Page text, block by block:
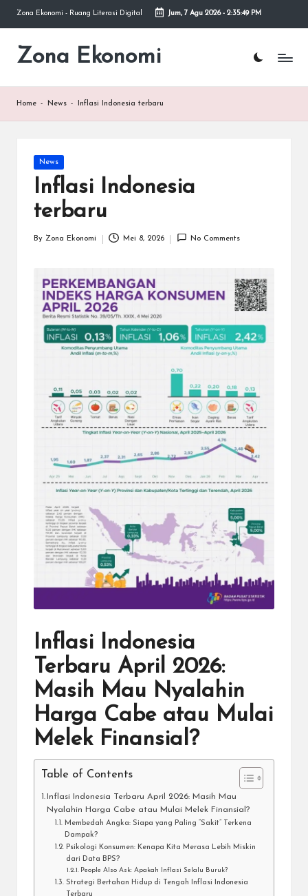
Skip
content
Zona Ekonomi - Ruang Literasi Digital Jum, 7 Agu 2026- 2:35:50 PM
Zona Ekonomi
Ruang
Home - News - Inflasi Indonesia terbaru
Posted
in
News
Inflasi Indonesia
terbaru
By Zona Ekonomi Mei 8, 2026 No Comments
Inflasi Indonesia
Terbaru April 2026:
Masih Mau Nyalahin
Harga Cabe atau Mulai
Melek Finansial?
Table of Contents
Inflasi Indonesia Terbaru April 2026: Masih Mau
Nyalahin Harga Cabe atau Mulai Melek Finansial?
Membedah Angka: Siapa yang Paling “Sakit” Terkena
Dampak?
Psikologi Konsumen: Kenapa Kita Merasa Lebih Miskin
dari Data BPS?
People Also Ask: Apakah Inflasi Selalu Buruk?
Strategi Bertahan Hidup di Tengah Inflasi Indonesia
Terbaru